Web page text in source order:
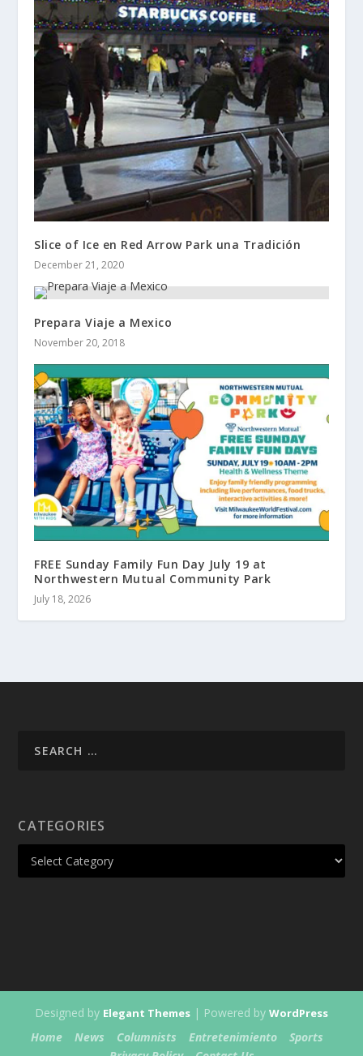
Slice of Ice en Red Arrow Park una Tradición
December 21, 2020
Prepara Viaje a Mexico
November 20, 2018
FREE Sunday Family Fun Day July 19 at
Northwestern Mutual Community Park
July 18, 2026
CATEGORIES
Designed by Elegant Themes | Powered by WordPress
Home News Columnists Entretenimiento
Sports